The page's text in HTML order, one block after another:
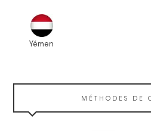
Yémen
MÉTHODES DE